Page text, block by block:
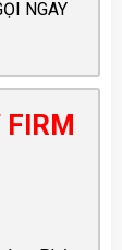
NGAY
FIRM